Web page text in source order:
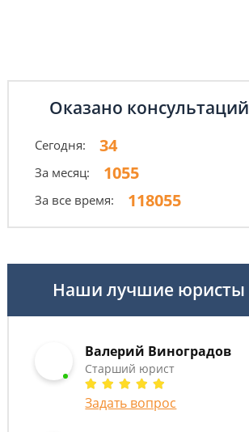
Оказано консультаций
Сегодня: 34
За месяц: 1055
За все время: 118055
Наши лучшие юристы
Валерий Виноградов
Старший юрист
Задать вопрос